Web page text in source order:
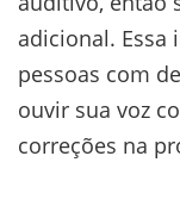
adicional. Essa
pessoas com
ouvir sua voz
correções na